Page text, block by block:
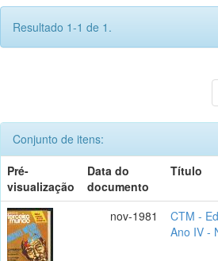
Resultado 1-1 de 1.
Conjunto de itens:
Pré-
visualização
Data do
documento
Título
nov-1981
CTM -
Ano IV -